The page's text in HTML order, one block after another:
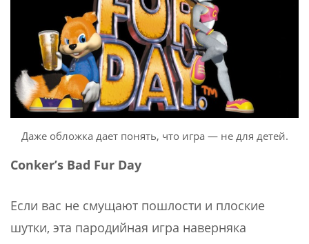
Даже обложка дает понять, что игра — не для детей.
Conker’s Bad Fur Day
Если вас не смущают пошлости и плоские
шутки, эта пародийная игра наверняка